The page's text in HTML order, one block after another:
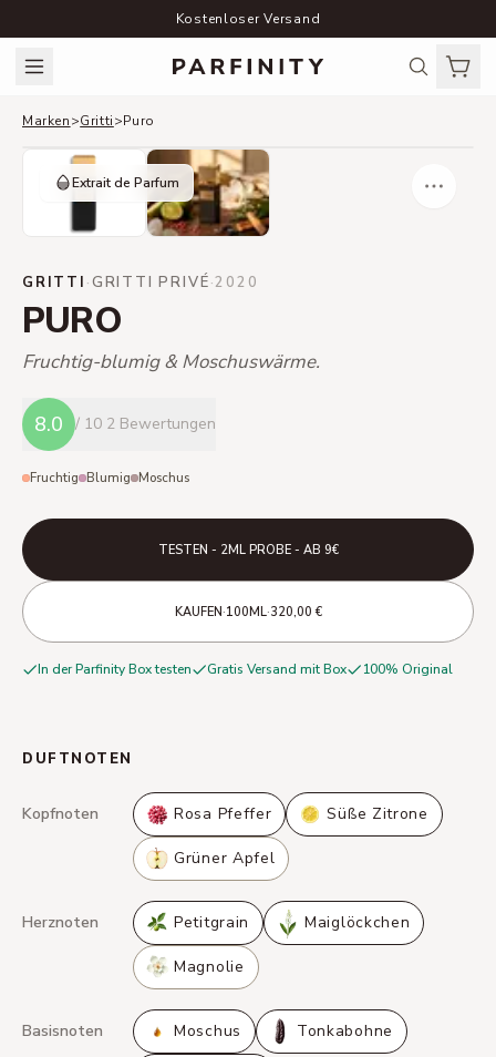
Kostenloser Versand
Marken>Gritti>Puro
Extrait de Parfum
GRITTI ·GRITTI PRIVÉ·2020
PURO
Fruchtig-blumig & Moschuswärme.
8.0 / 10 2 Bewertungen
Fruchtig Blumig Moschus
TESTEN - 2ML PROBE - AB 9€
KAUFEN·100ML·320,00 €
In der Parfinity Box testen Gratis Versand mit Box 100% Original
DUFTNOTEN
Kopfnoten Rosa Pfeffer Süße Zitrone
Grüner Apfel
Herznoten Petitgrain Maiglöckchen
Magnolie
Basisnoten Moschus Tonkabohne